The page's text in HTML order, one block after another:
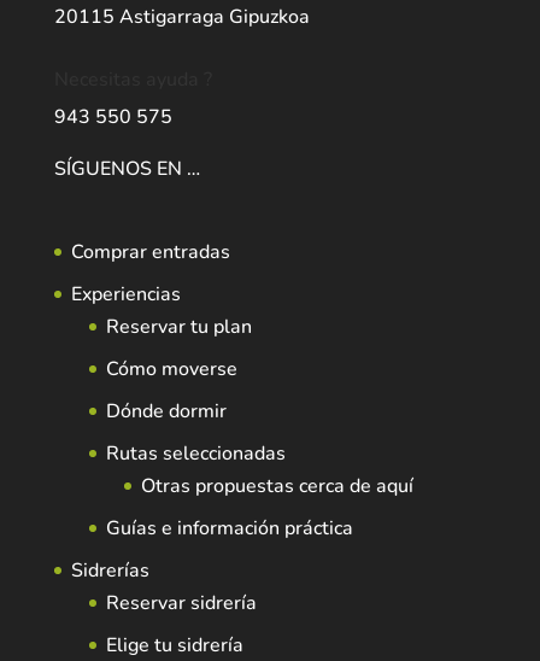
20115 Astigarraga Gipuzkoa
943 550 575
SÍGUENOS EN …
Comprar entradas
Experiencias
Reservar tu plan
Cómo moverse
Dónde dormir
Rutas seleccionadas
Otras propuestas cerca de aquí
Guías e información práctica
Sidrerías
Reservar sidrería
Elige tu sidrería